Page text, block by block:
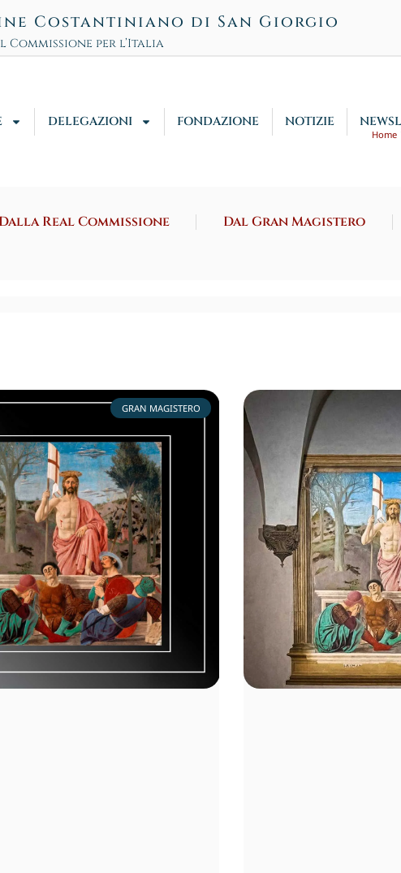
Costantiniano di San Giorgio
Commissione per l’Italia
DELEGAZIONI FONDAZIONE NOTIZIE
Home
Dalla Real Commissione Dal Gran Magistero
GRAN MAGISTERO